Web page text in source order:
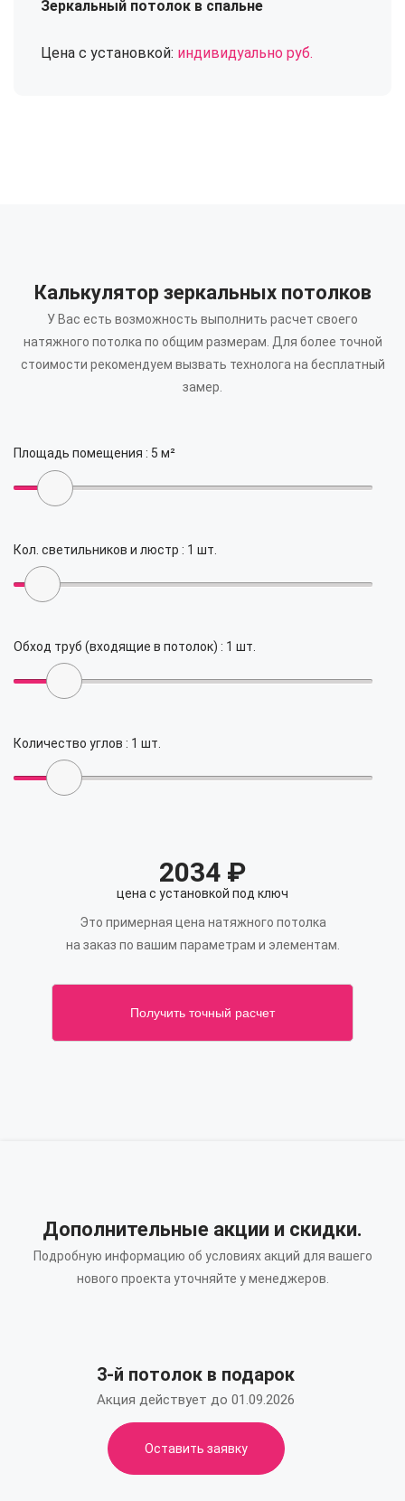
Зеркальный потолок в спальне
Цена с установкой: индивидуально руб.
Калькулятор зеркальных потолков
У Вас есть возможность выполнить расчет своего
натяжного потолка по общим размерам. Для более точной
стоимости рекомендуем вызвать технолога на бесплатный
замер.
Площадь помещения : 5 м²
Кол. светильников и люстр : 1 шт.
Обход труб (входящие в потолок) : 1 шт.
Количество углов : 1 шт.
2034 ₽
цена с установкой под ключ
Это примерная цена натяжного потолка
на заказ по вашим параметрам и элементам.
Получить точный расчет
Дополнительные акции и скидки.
Подробную информацию об условиях акций для вашего
нового проекта уточняйте у менеджеров.
3-й потолок в подарок
Акция действует до 01.09.2026
Оставить заявку